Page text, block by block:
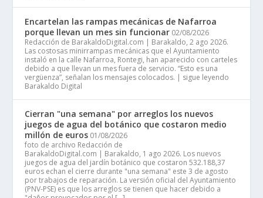
Encartelan las rampas mecánicas de Nafarroa
porque llevan un mes sin funcionar 02/08/2026
Redacción de BarakaldoDigital.com | Barakaldo, 2 ago 2026.
Las costosas minirrampas mecánicas que el Ayuntamiento
instaló en la calle Nafarroa, Rontegi, han aparecido con carteles
debido a que llevan un mes fuera de servicio. “Esto es una
vergüenza”, señalan los mensajes colocados. | sigue leyendo
Barakaldo Digital
Cierran "una semana" por arreglos los nuevos
juegos de agua del botánico que costaron medio
millón de euros 01/08/2026
foto de archivo Redacción de
BarakaldoDigital.com | Barakaldo, 1 ago 2026. Los nuevos
juegos de agua del jardín botánico que costaron 532.188,37
euros echan el cierre durante "una semana" este 3 de agosto
por trabajos de reparación. La versión oficial del Ayuntamiento
(PNV-PSE) es que los arreglos se tienen que hacer debido a